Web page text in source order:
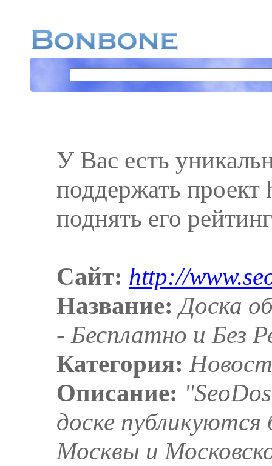
У Вас есть
поддержать
поднять его
Сайт: http://
Название: Доска
- Бесплатно и Без
Категория:
Описание:
доске публикуются
Москвы и